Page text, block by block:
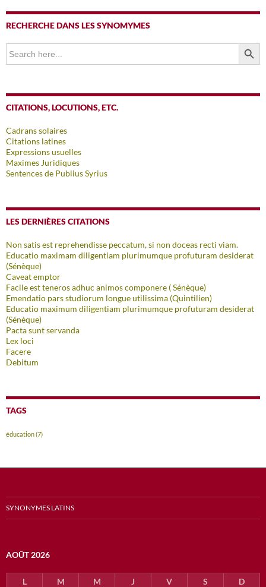
RECHERCHE DANS LES SYNOMYMES
Search
for:
SEARCH
CITATIONS, LOCUTIONS, ETC.
Cadrans solaires
Citations latines
Expressions usuelles
Maximes Juridiques
Sentences de Publius Syrius
LES DERNIÈRES CITATIONS
Non satis est reprehendisse peccatum, si non doceas recti viam.
Educatio maximam diligentiam plurimumque profuturam desiderat
(Sénèque)
Caveat emptor
Facile est teneros adhuc animos componere ( Sénèque)
Emendatio pars studiorum longue utilissima (Quintilien)
Educatio maximum diligentiam plurimumque profuturam desiderat
(Sénèque)
Pacta sunt servanda
Lex loci
Facere
Debitum
TAGS
éducation(7)
SYNONYMES LATINS
AOÛT 2026
L M M J V S D